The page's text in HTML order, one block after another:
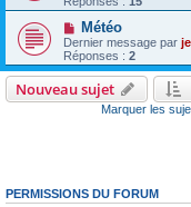
Météo
Dernier message par
Réponses : 2
Nouveau sujet
Marquer les
PERMISSIONS DU FORUM